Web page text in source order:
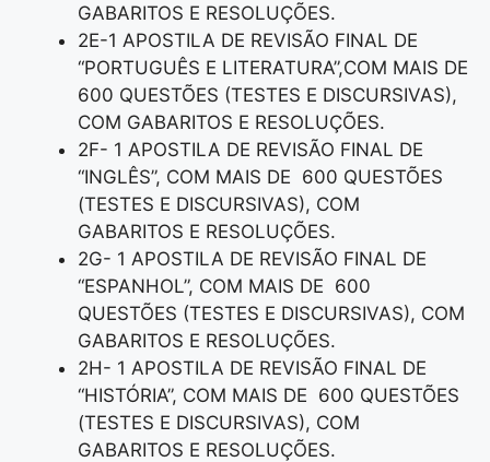
GABARITOS E RESOLUÇÕES.
2E-1 APOSTILA DE REVISÃO FINAL DE
“PORTUGUÊS E LITERATURA”,COM MAIS DE
600 QUESTÕES (TESTES E DISCURSIVAS),
COM GABARITOS E RESOLUÇÕES.
2F- 1 APOSTILA DE REVISÃO FINAL DE
“INGLÊS”, COM MAIS DE 600 QUESTÕES
(TESTES E DISCURSIVAS), COM
GABARITOS E RESOLUÇÕES.
2G- 1 APOSTILA DE REVISÃO FINAL DE
“ESPANHOL”, COM MAIS DE 600
QUESTÕES (TESTES E DISCURSIVAS), COM
GABARITOS E RESOLUÇÕES.
2H- 1 APOSTILA DE REVISÃO FINAL DE
“HISTÓRIA”, COM MAIS DE 600 QUESTÕES
(TESTES E DISCURSIVAS), COM
GABARITOS E RESOLUÇÕES.